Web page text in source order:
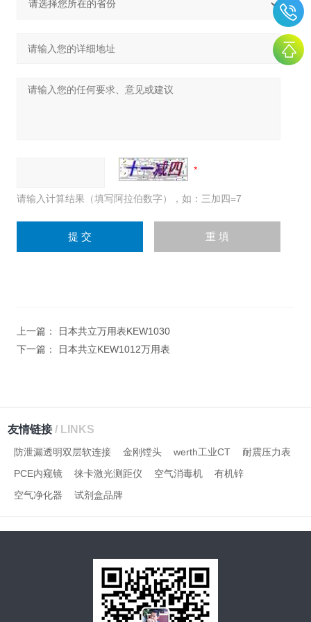
请输入计算结果（填写阿拉伯数字），如：三加四=7
上一篇：
日本共立万用表KEW1030
下一篇：
日本共立KEW1012万用表
友情链接/ LINKS
防泄漏透明双层软连接 金刚镗头 werth工业CT
耐震压力表
PCE内窥镜
徕卡激光测距仪 空气消毒机
有机锌
空气净化器
试剂盒品牌